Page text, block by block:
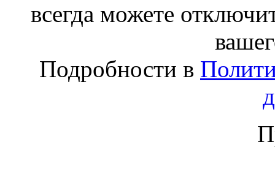
всегда можете
Подробности в